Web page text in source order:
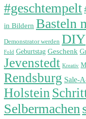
#geschtempelt
in Bildern Basteln
Demonstrator werden DIY
Fold Geburtstag Geschenk
Jevenstedt Kreativ
Rendsburg Sale-
Holstein
Selbermachen